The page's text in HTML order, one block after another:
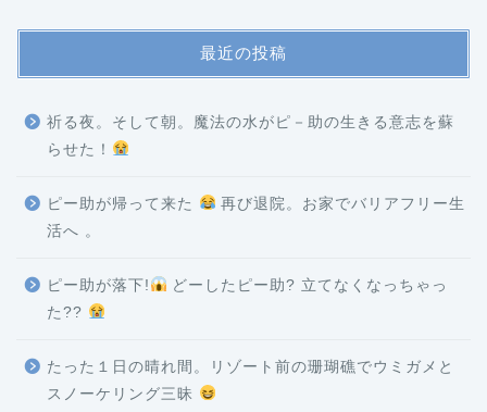
最近の投稿
祈る夜。そして朝。魔法の水がピ－助の生きる意志を蘇
らせた！
ピー助が帰って来た
再び退院。お家でバリアフリー生
活へ 。
ピー助が落下!
どーしたピー助? 立てなくなっちゃっ
た??
たった１日の晴れ間。リゾート前の珊瑚礁でウミガメと
スノーケリング三昧